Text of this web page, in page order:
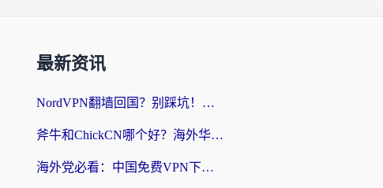
最新资讯
NordVPN翻墙回国？别踩坑！海外党无缝访问国内资源的真实指南
斧牛和ChickCN哪个好？海外华人亲测3款回国加速器+免费试用攻略
海外党必看：中国免费VPN下载避坑指南 + 无缝访问国内资源的终极方案